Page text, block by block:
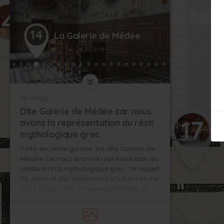
4
17
14 La Galerie de Médée
Dite Galerie de Médée car nous
avons la représentation du récit
mythologique grec
Cette seconde galerie, est dite Galerie de
Médée car nous avons la représentation du
célèbre récit mythologique grec : le départ
pour ensuite les dévorer.